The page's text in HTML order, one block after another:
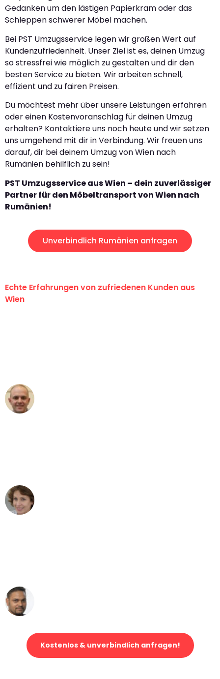
Gedanken um den lästigen Papierkram oder das
Schleppen schwerer Möbel machen.
Bei PST Umzugsservice legen wir großen Wert auf
Kundenzufriedenheit. Unser Ziel ist es, deinen Umzug
so stressfrei wie möglich zu gestalten und dir den
besten Service zu bieten. Wir arbeiten schnell,
effizient und zu fairen Preisen.
Du möchtest mehr über unsere Leistungen erfahren
oder einen Kostenvoranschlag für deinen Umzug
erhalten? Kontaktiere uns noch heute und wir setzen
uns umgehend mit dir in Verbindung. Wir freuen uns
darauf, dir bei deinem Umzug von Wien nach
Rumänien behilflich zu sein!
PST Umzugsservice aus Wien – dein zuverlässiger
Partner für den Möbeltransport von Wien nach
Rumänien!
Unverbindlich Rumänien anfragen
Echte Erfahrungen von zufriedenen Kunden aus
Wien
Kostenlos & unverbindlich anfragen!